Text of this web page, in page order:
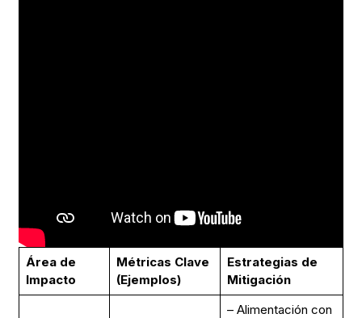
Área de
Impacto
Métricas Clave
(Ejemplos)
Estrategias de
Mitigación
– Alimentación con